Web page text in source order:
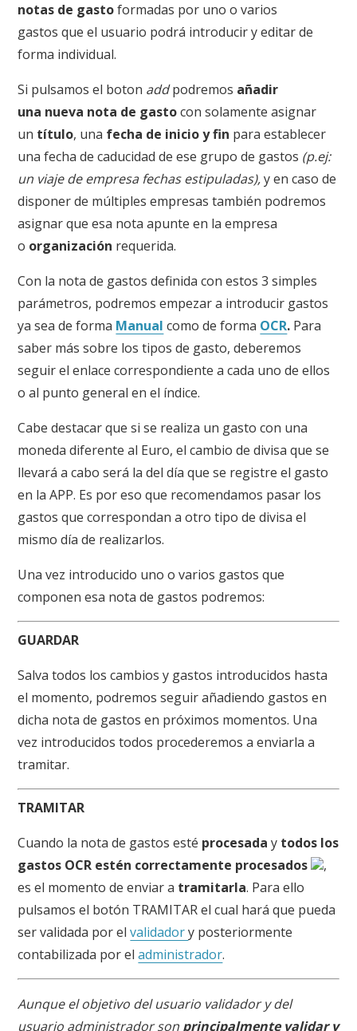
notas de gastoformadas por uno o varios
gastos que el usuario podrá introducir y editar de
forma individual.
Si pulsamos el boton addpodremos añadir
una nueva nota de gastocon solamente asignar
un título, una fecha de inicio y fin para establecer
una fecha de caducidad de ese grupo de gastos (p.ej:
un viaje de empresa fechas estipuladas),y en caso de
disponer de múltiples empresas también podremos
asignar que esa nota apunte en la empresa
o organización requerida.
Con la nota de gastos definida con estos 3 simples
parámetros, podremos empezar a introducir gastos
ya sea de forma Manual como de forma OCR. Para
saber más sobre los tipos de gasto, deberemos
seguir el enlace correspondiente a cada uno de ellos
o al punto general en el índice.
Cabe destacar que si se realiza un gasto con una
moneda diferente al Euro, el cambio de divisa que se
llevará a cabo será la del día que se registre el gasto
en la APP. Es por eso que recomendamos pasar los
gastos que correspondan a otro tipo de divisa el
mismo día de realizarlos.
Una vez introducido uno o varios gastos que
componen esa nota de gastos podremos:
GUARDAR
Salva todos los cambios y gastos introducidos hasta
el momento, podremos seguir añadiendo gastos en
dicha nota de gastos en próximos momentos. Una
vez introducidos todos procederemos a enviarla a
tramitar.
TRAMITAR
Cuando la nota de gastos esté procesada y todos los
gastos OCR estén correctamente procesados ​​​​​​
,
es el momento de enviar a tramitarla. Para ello
pulsamos el botón TRAMITAR el cual hará que pueda
ser validada por elvalidadory posteriormente
contabilizada por eladministrador.
Aunque el objetivo del usuario validador y del
usuario administrador son principalmente validar y